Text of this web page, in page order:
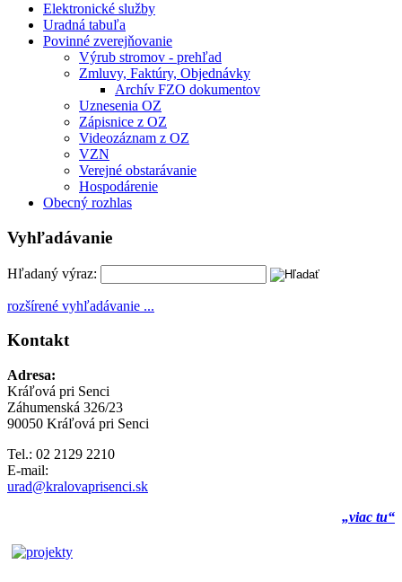
Elektronické služby
Uradná tabuľa
Povinné zverejňovanie
Výrub stromov - prehľad
Zmluvy, Faktúry, Objednávky
Archív FZO dokumentov
Uznesenia OZ
Zápisnice z OZ
Videozáznam z OZ
VZN
Verejné obstarávanie
Hospodárenie
Obecný rozhlas
Vyhľadávanie
Hľadaný výraz:
rozšírené vyhľadávanie ...
Kontakt
Adresa:
Kráľová pri Senci
Záhumenská 326/23
90050 Kráľová pri Senci
Tel.: 02 2129 2210
E-mail:
urad@kralovaprisenci.sk
„viac tu“